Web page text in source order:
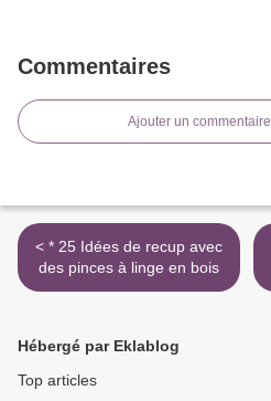
Commentaires
Ajouter un commentaire
< * 25 Idées de recup avec
des pinces à linge en bois
Hébergé par Eklablog
Top articles